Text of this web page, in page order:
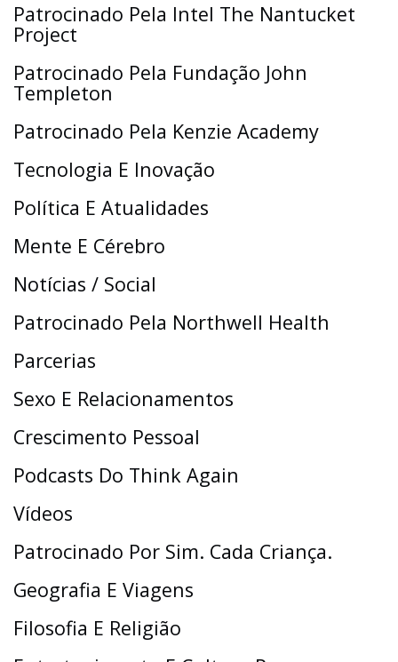
Patrocinado Pela Intel The Nantucket
Project
Patrocinado Pela Fundação John
Templeton
Patrocinado Pela Kenzie Academy
Tecnologia E Inovação
Política E Atualidades
Mente E Cérebro
Notícias / Social
Patrocinado Pela Northwell Health
Parcerias
Sexo E Relacionamentos
Crescimento Pessoal
Podcasts Do Think Again
Vídeos
Patrocinado Por Sim. Cada Criança.
Geografia E Viagens
Filosofia E Religião